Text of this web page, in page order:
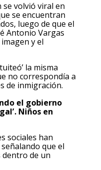
se volvió viral en
se encuentran
luego de que el
Antonio Vargas
imagen y el
la misma
no correspondía a
de inmigración.
el gobierno
Niños en
sociales han
que el
dentro de un